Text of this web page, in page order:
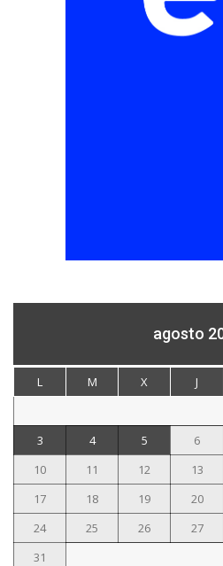
agosto
L M X J
3
4 5 6
10
11 12 13
17
18 19 20
24
25 26 27
31